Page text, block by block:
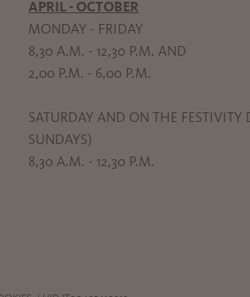
APRIL - OCTOBER
MONDAY - FRIDAY
8,30 A.M. - 12,30 P.M. AND
2,00 P.M. - 6,00 P.M.
SATURDAY AND ON THE FESTIVITY
SUNDAYS)
8,30 A.M. - 12,30 P.M.